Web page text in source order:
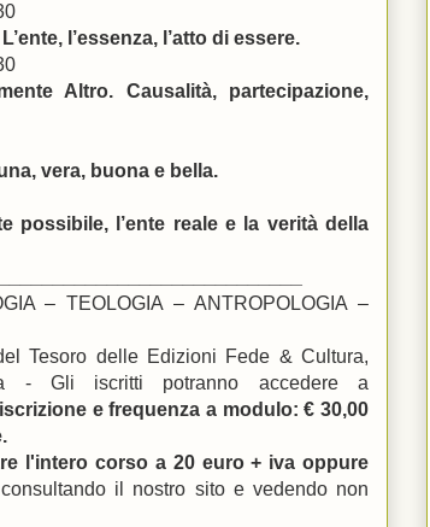
l’essenza, l’atto di essere.
Altro. Causalità, partecipazione,
vera, buona e bella.
possibile, l’ente reale e la verità della
– TEOLOGIA – ANTROPOLOGIA –
Tesoro delle Edizioni Fede & Cultura,
- Gli iscritti potranno accedere a
e frequenza a modulo: € 30,00
l'intero corso a 20 euro + iva oppure
consultando il nostro sito e vedendo non